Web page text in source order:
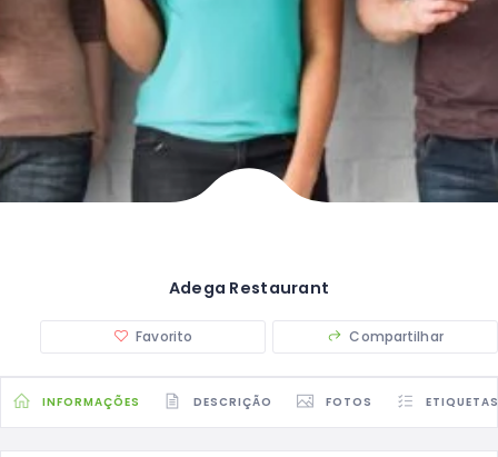
Adega Restaurant
Favorito Compartilhar
INFORMAÇÕES DESCRIÇÃO FOTOS ETIQUETAS